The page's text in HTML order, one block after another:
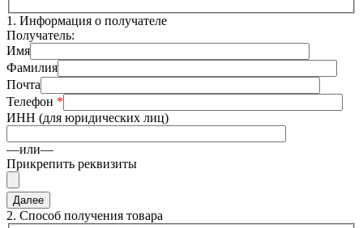
1. Информация о получателе
Получатель:
Имя
Фамилия
Почта
Телефон *
ИНН (для юридических лиц)
—или—
Прикрепить реквизиты
2. Способ получения товара